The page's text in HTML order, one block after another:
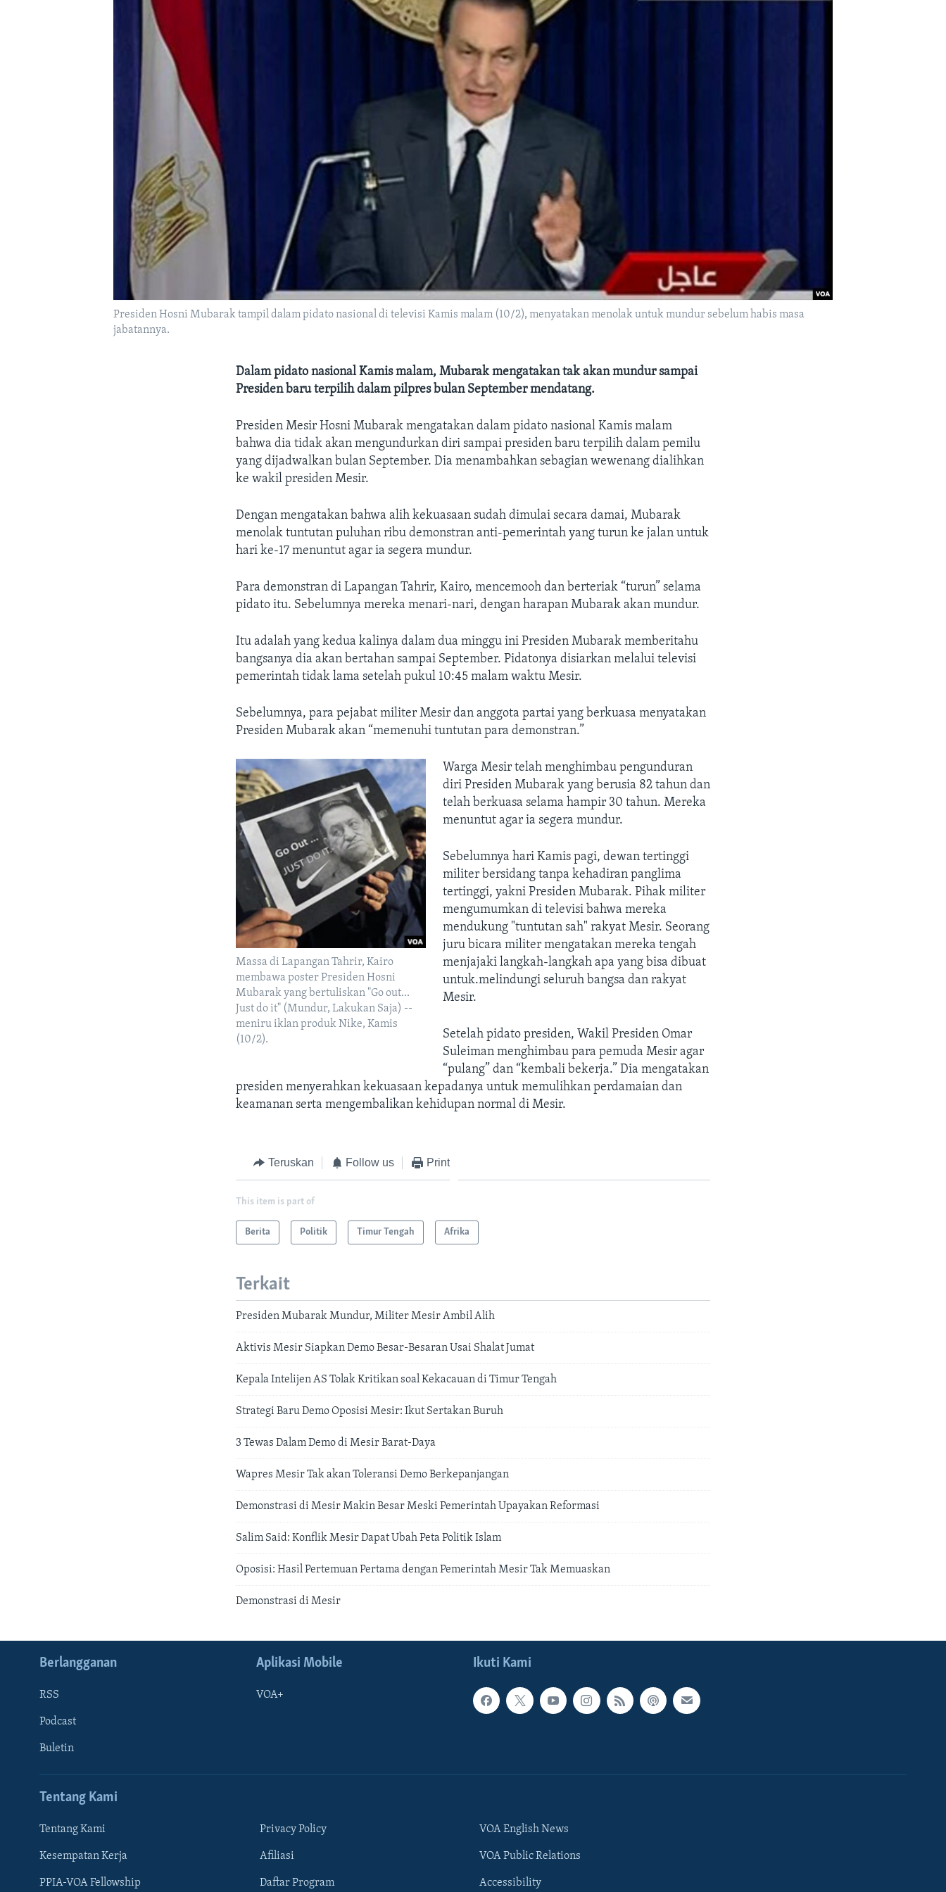
Presiden Hosni Mubarak tampil dalam pidato nasional di televisi Kamis malam (10/2), menyatakan menolak untuk mundur sebelum habis masa
jabatannya.
Dalam pidato nasional Kamis malam, Mubarak mengatakan tak akan mundur sampai
Presiden baru terpilih dalam pilpres bulan September mendatang.
Presiden Mesir Hosni Mubarak mengatakan dalam pidato nasional Kamis malam
bahwa dia tidak akan mengundurkan diri sampai presiden baru terpilih dalam pemilu
yang dijadwalkan bulan September. Dia menambahkan sebagian wewenang dialihkan
ke wakil presiden Mesir.
Dengan mengatakan bahwa alih kekuasaan sudah dimulai secara damai, Mubarak
menolak tuntutan puluhan ribu demonstran anti-pemerintah yang turun ke jalan untuk
hari ke-17 menuntut agar ia segera mundur.
Para demonstran di Lapangan Tahrir, Kairo, mencemooh dan berteriak “turun” selama
pidato itu. Sebelumnya mereka menari-nari, dengan harapan Mubarak akan mundur.
Itu adalah yang kedua kalinya dalam dua minggu ini Presiden Mubarak memberitahu
bangsanya dia akan bertahan sampai September. Pidatonya disiarkan melalui televisi
pemerintah tidak lama setelah pukul 10:45 malam waktu Mesir.
Sebelumnya, para pejabat militer Mesir dan anggota partai yang berkuasa menyatakan
Presiden Mubarak akan “memenuhi tuntutan para demonstran.”
Massa di Lapangan Tahrir, Kairo
membawa poster Presiden Hosni
Mubarak yang bertuliskan "Go out...
Just do it" (Mundur, Lakukan Saja) --
meniru iklan produk Nike, Kamis
(10/2).
Warga Mesir telah menghimbau pengunduran
diri Presiden Mubarak yang berusia 82 tahun dan
telah berkuasa selama hampir 30 tahun. Mereka
menuntut agar ia segera mundur.
Sebelumnya hari Kamis pagi, dewan tertinggi
militer bersidang tanpa kehadiran panglima
tertinggi, yakni Presiden Mubarak. Pihak militer
mengumumkan di televisi bahwa mereka
mendukung "tuntutan sah" rakyat Mesir. Seorang
juru bicara militer mengatakan mereka tengah
menjajaki langkah-langkah apa yang bisa dibuat
untuk.melindungi seluruh bangsa dan rakyat
Mesir.
Setelah pidato presiden, Wakil Presiden Omar
Suleiman menghimbau para pemuda Mesir agar
“pulang” dan “kembali bekerja.” Dia mengatakan
presiden menyerahkan kekuasaan kepadanya untuk memulihkan perdamaian dan
keamanan serta mengembalikan kehidupan normal di Mesir.
Teruskan Follow us Print
This item is part of
Berita Politik Timur Tengah Afrika
Terkait
Presiden Mubarak Mundur, Militer Mesir Ambil Alih
Aktivis Mesir Siapkan Demo Besar-Besaran Usai Shalat Jumat
Kepala Intelijen AS Tolak Kritikan soal Kekacauan di Timur Tengah
Strategi Baru Demo Oposisi Mesir: Ikut Sertakan Buruh
3 Tewas Dalam Demo di Mesir Barat-Daya
Wapres Mesir Tak akan Toleransi Demo Berkepanjangan
Demonstrasi di Mesir Makin Besar Meski Pemerintah Upayakan Reformasi
Salim Said: Konflik Mesir Dapat Ubah Peta Politik Islam
Oposisi: Hasil Pertemuan Pertama dengan Pemerintah Mesir Tak Memuaskan
Demonstrasi di Mesir
Ikuti Kami
Berlangganan
RSS
Podcast
Buletin
Aplikasi Mobile
VOA+
Tentang Kami
Tentang Kami
Kesempatan Kerja
PPIA-VOA Fellowship
Privacy Policy
Afiliasi
Daftar Program
VOA English News
VOA Public Relations
Accessibility